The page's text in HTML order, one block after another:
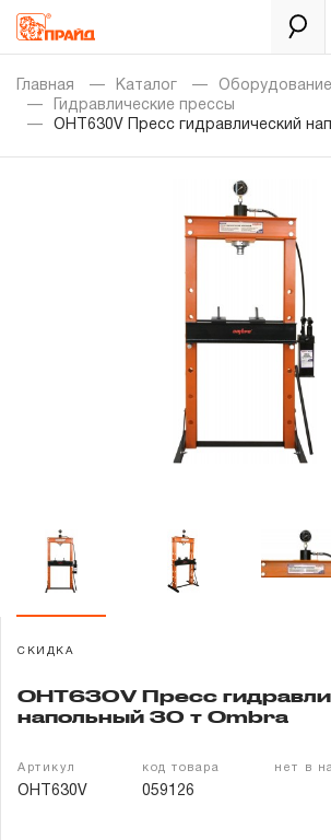
Каталог
Золотая лихорадка
Уцененный товар
Гарантия и сервис
Доставка и оплата
Контакты
Забыли пароль?
Главная Каталог
Гидравлические прессы
OHT630V Пресс гидравлический
СКИДКА
OHT630V Пресс
напольный 30 т Ombra
Артикул
OHT630V
код товара
059126
нет в